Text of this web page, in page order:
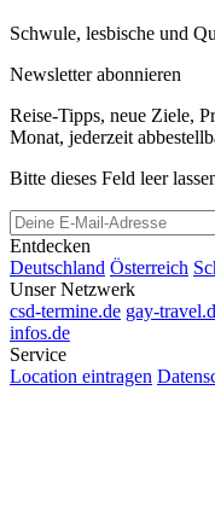
Schwule, lesbische und
Newsletter abonnieren
Reise-Tipps, neue Ziele,
Monat, jederzeit
Bitte dieses Feld leer
Entdecken
Deutschland Österreich
Unser Netzwerk
csd-termine.de gay-
infos.de
Service
Location eintragen